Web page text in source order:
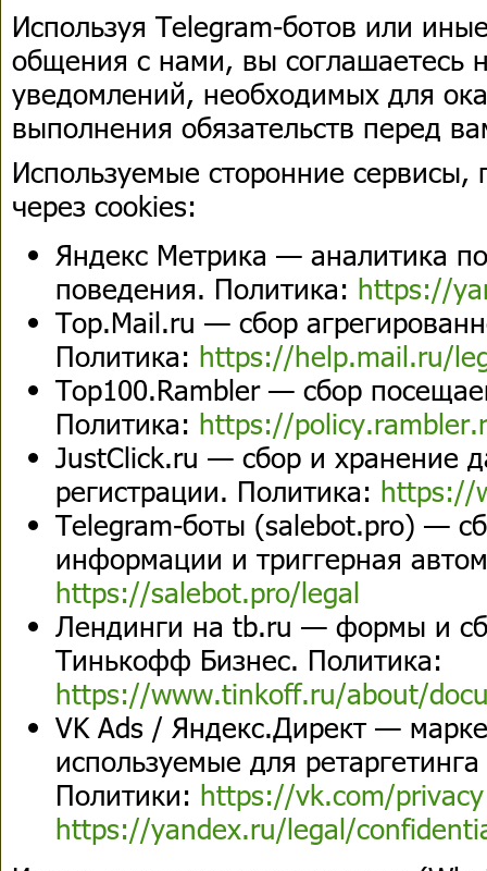
Используя Telegram-ботов или
общения с нами, вы соглашаетесь
уведомлений, необходимых для
выполнения обязательств перед
Используемые сторонние
через cookies:
Яндекс Метрика — аналитика
поведения. Политика: https://
Top.Mail.ru — сбор
Политика: https://help.mail.ru/
Top100.Rambler — сбор
Политика: https://
JustClick.ru — сбор и хранение
регистрации. Политика: https://
Telegram-боты (salebot.pro) —
информации и триггерная
https://salebot.pro/legal
Лендинги на tb.ru — формы и
Тинькофф Бизнес. Политика:
https://www.tinkoff.ru/about/
VK Ads / Яндекс.Директ —
используемые для
Политики: https://vk.com/
https://yandex.ru/legal/